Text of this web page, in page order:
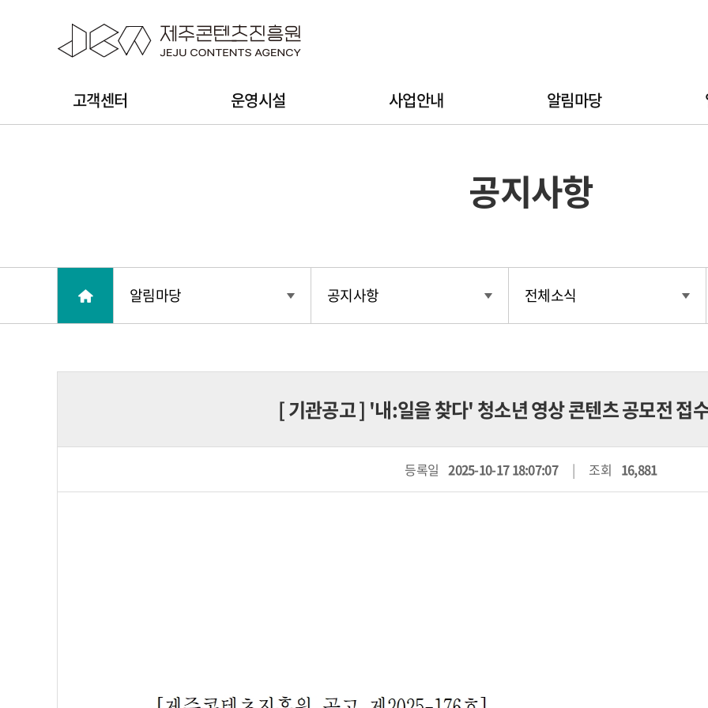
고객센터 운영시설 사업안내 알림마당
공지사항
알림마당 공지사항 전체소식
[기관공고] '내:일을 찾다' 청소년 영상 콘텐츠 공모전 접
등록일 2025-10-17 18:07:07 조회 16,881